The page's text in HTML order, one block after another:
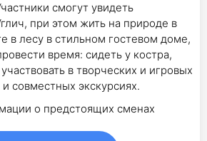
смогут увидеть
при этом жить на природе в
в лесу в стильном гостевом доме,
время: сидеть у костра,
в творческих и игровых
совместных экскурсиях.
о предстоящих сменах